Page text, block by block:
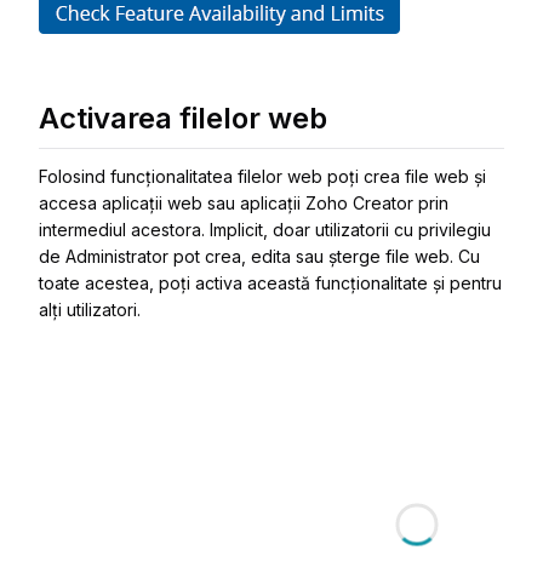
Activarea filelor web
Folosind funcționalitatea filelor web poți crea file web și
accesa aplicații web sau aplicații Zoho Creator prin
intermediul acestora. Implicit, doar utilizatorii cu privilegiu
de Administrator pot crea, edita sau șterge file web. Cu
toate acestea, poți activa această funcționalitate și pentru
alți utilizatori.